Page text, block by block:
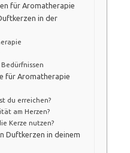
für Aromatherapie
in der
für Aromatherapie
du erreichen?
am Herzen?
Kerze nutzen?
Duftkerzen in deinem